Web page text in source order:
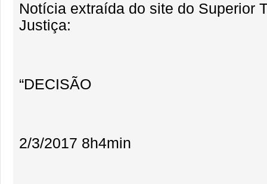
Notícia extraída do site do Superior
Justiça:
“DECISÃO
2/3/2017 8h4min